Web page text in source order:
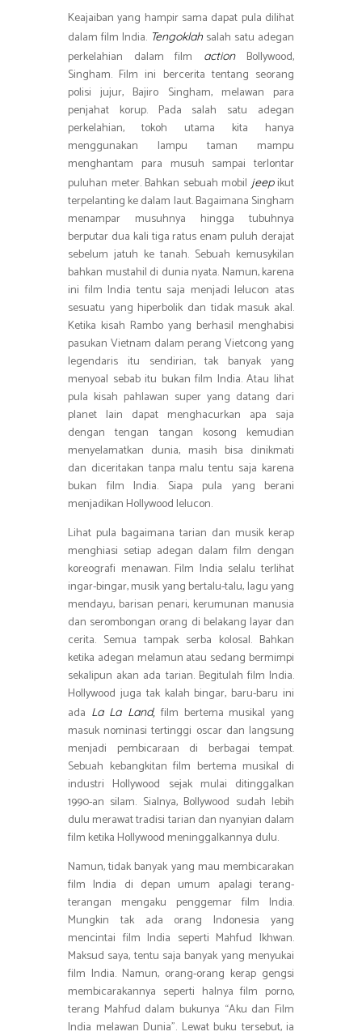
Keajaiban yang hampir sama dapat pula dilihat
dalam film India. Tengoklah salah satu adegan
perkelahian dalam film
action Bollywood,
Singham. Film ini bercerita tentang seorang
polisi jujur, Bajiro Singham, melawan para
penjahat korup. Pada salah satu adegan
perkelahian, tokoh utama kita hanya
menggunakan lampu taman mampu
menghantam para musuh sampai terlontar
puluhan meter. Bahkan sebuah mobiljeepikut
terpelanting ke dalam laut. Bagaimana Singham
menampar musuhnya hingga tubuhnya
berputar dua kali tiga ratus enam puluh derajat
sebelum jatuh ke tanah. Sebuah kemusykilan
bahkan mustahil di dunia nyata. Namun, karena
ini film India tentu saja menjadi lelucon atas
sesuatu yang hiperbolik dan tidak masuk akal.
Ketika kisah Rambo yang berhasil menghabisi
pasukan Vietnam dalam perang Vietcong yang
legendaris itu sendirian, tak banyak yang
menyoal sebab itu bukan film India. Atau lihat
pula kisah pahlawan super yang datang dari
planet lain dapat menghacurkan apa saja
dengan tengan tangan kosong kemudian
menyelamatkan dunia, masih bisa dinikmati
dan diceritakan tanpa malu tentu saja karena
bukan film India. Siapa pula yang berani
menjadikan Hollywood lelucon.
Lihat pula bagaimana tarian dan musik kerap
menghiasi setiap adegan dalam film dengan
koreografi menawan. Film India selalu terlihat
ingar-bingar, musik yang bertalu-talu, lagu yang
mendayu, barisan penari, kerumunan manusia
dan serombongan orang di belakang layar dan
cerita. Semua tampak serba kolosal. Bahkan
ketika adegan melamun atau sedang bermimpi
sekalipun akan ada tarian. Begitulah film India.
Hollywood juga tak kalah bingar, baru-baru ini
ada La La Land,film bertema musikal yang
masuk nominasi tertinggi oscar dan langsung
menjadi pembicaraan di berbagai tempat.
Sebuah kebangkitan film bertema musikal di
industri Hollywood sejak mulai ditinggalkan
1990-an silam. Sialnya, Bollywood sudah lebih
dulu merawat tradisi tarian dan nyanyian dalam
film ketika Hollywood meninggalkannya dulu.
Namun, tidak banyak yang mau membicarakan
film India di depan umum apalagi terang-
terangan mengaku penggemar film India.
Mungkin tak ada orang Indonesia yang
mencintai film India seperti Mahfud Ikhwan.
Maksud saya, tentu saja banyak yang menyukai
film India. Namun, orang-orang kerap gengsi
membicarakannya seperti halnya film porno,
terang Mahfud dalam bukunya “Aku dan Film
India melawan Dunia”. Lewat buku tersebut, ia